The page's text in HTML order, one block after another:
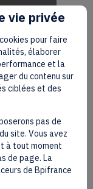
vie privée
pour faire
élaborer
et la
du contenu sur
ciblées et des
pas de
site. Vous avez
à tout moment
de page. La
de Bpifrance